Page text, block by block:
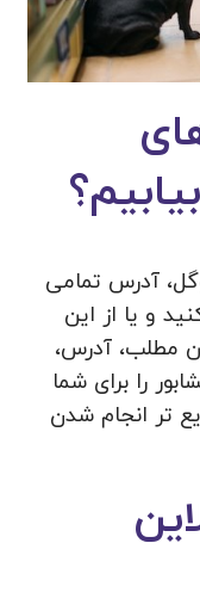
آدرس تمامی
و یا از این
مطلب، آدرس،
را برای شما
تر انجام شدن